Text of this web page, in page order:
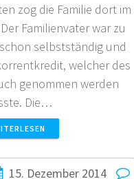
zog die Familie dort im
Familienvater war zu
selbstständig und
welcher des
genommen werden
Die…
15. Dezember 2014